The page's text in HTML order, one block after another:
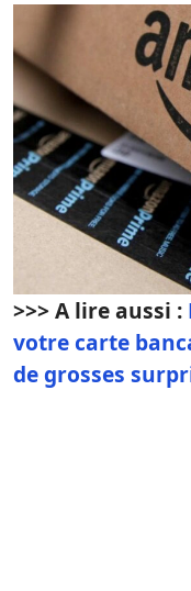
>>> A lire aussi :
votre carte
de grosses